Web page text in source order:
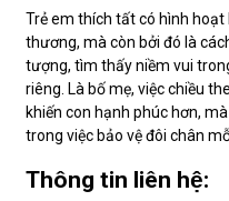
Trẻ em thích tất có hình
thương, mà còn bởi đó là
tượng, tìm thấy niềm vui
riêng. Là bố mẹ, việc chiều
khiến con hạnh phúc hơn,
trong việc bảo vệ đôi chân
Thông tin liên hệ: